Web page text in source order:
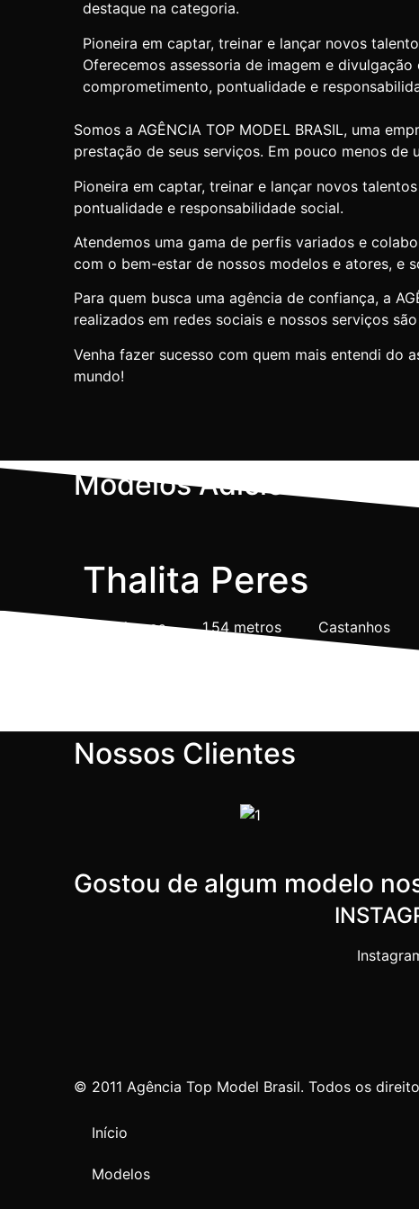
destaque na categoria.
Pioneira em captar, treinar e lançar novos
Oferecemos assessoria de imagem e
comprometimento, pontualidade e
Somos a AGÊNCIA TOP MODEL BRASIL, uma
prestação de seus serviços. Em pouco menos de
Pioneira em captar, treinar e lançar novos
pontualidade e responsabilidade social.
Atendemos uma gama de perfis variados e
com o bem-estar de nossos modelos e atores, e
Para quem busca uma agência de confiança, a
realizados em redes sociais e nossos serviços
Venha fazer sucesso com quem mais entendi do
mundo!
Modelos Adicionados
Thalita Peres
24 anos 1.54 metros Castanhos
Nossos Clientes
Gostou de algum modelo
© 2011 Agência Top Model Brasil. Todos os
Início
Modelos